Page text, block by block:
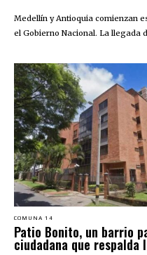
Medellín y Antioquia comienzan
el Gobierno Nacional. La llegada
COMUNA 14
Patio Bonito, un barrio
ciudadana que